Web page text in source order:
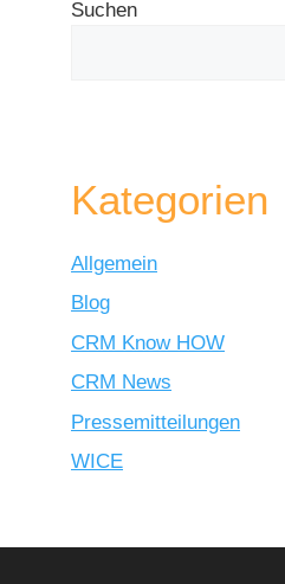
Suchen
Kategorien
Allgemein
Blog
CRM Know HOW
CRM News
Pressemitteilungen
WICE